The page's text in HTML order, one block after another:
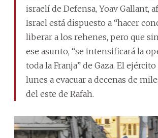
israelí de Defensa, Yoav Gallant,
Israel está dispuesto a “hacer
liberar a los rehenes, pero que
ese asunto, “se intensificará la
toda la Franja” de Gaza. El
lunes a evacuar a decenas de
del este de Rafah.